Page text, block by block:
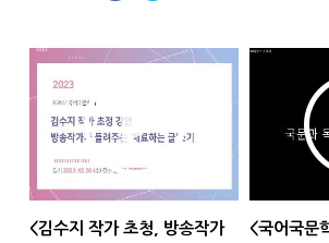
<김수지 작가 초청, 방송작가
<국어국문